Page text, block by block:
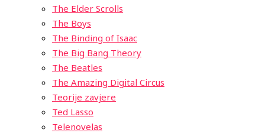
The Elder Scrolls
The Boys
The Binding of Isaac
The Big Bang Theory
The Beatles
The Amazing Digital Circus
Teorije zavjere
Ted Lasso
Telenovelas